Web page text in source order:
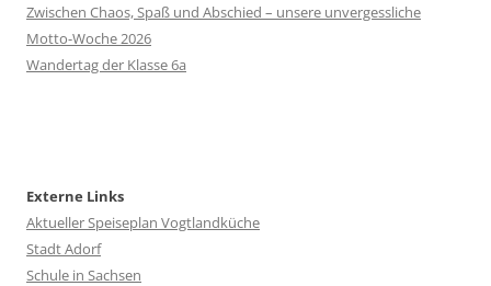
Zwischen Chaos, Spaß und Abschied – unsere unvergessliche
Motto-Woche 2026
Wandertag der Klasse 6a
Externe Links
Aktueller Speiseplan Vogtlandküche
Stadt Adorf
Schule in Sachsen